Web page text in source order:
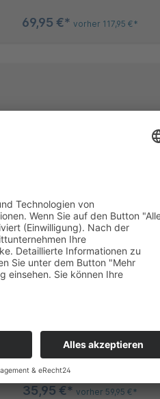
69,95 €* vorher 117,95 €*
Kinder Polyesterjacke Iconic
mit Logo Inis und Sponsor
35,95 €* vorher 59,95 €*